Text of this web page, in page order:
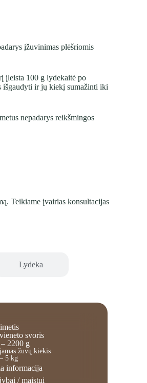
įžuvinimas plėšriomis
įleista 100 g lydekaitė po
išgaudyti ir jų kiekį sumažinti iki
nepadarys reikšmingos
Teikiame įvairias konsultacijas
Lydeka
svoris
2200 g
žuvų kiekis
5 kg
informacija
/ maistui